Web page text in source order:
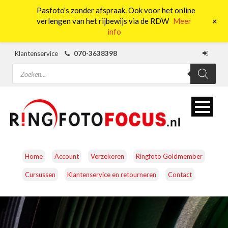
Klantenservice
070-3638398
Producten
zoeken
Home Account Verzekeren Ringfoto Goldmember
Cursussen Klantenservice en retourneren Contact
CAMERA’S OBJECTIEVEN ACCESSOIRES
Pasfoto's zonder afspraak. Ook voor het online
verlengen van het rijbewijs via de RDW Meer
info
+